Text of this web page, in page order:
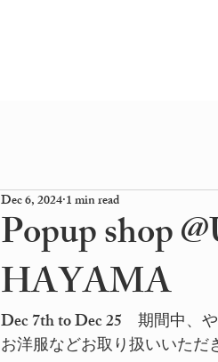
Popup shop
HAYAMA
Dec 6, 2024 1 min read
Dec 7th to Dec 25　期間中、
お洋服などお取り扱いいた